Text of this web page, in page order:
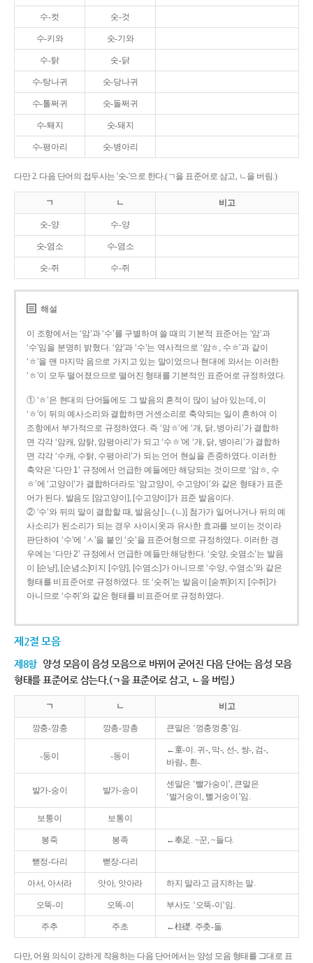
수-컷 숫-것
수-키와 숫-기와
수-탉 숫-닭
수-탕나귀 숫-당나귀
수-톨쩌귀 숫-돌쩌귀
수-퇘지 숫-돼지
수-평아리 숫-병아리
다만 2. 다음 단어의 접두사는 '숫-'으로 한다.(ㄱ을 표준어로 삼고, ㄴ을 버림.)
ㄱ ㄴ 비고
숫-양 수-양
숫-염소 수-염소
숫-쥐 수-쥐
해설
이 조항에서는 ‘암’과 ‘수’를 구별하여 쓸 때의 기본적 표준어는 ‘암’과
‘수’임을 분명히 밝혔다. ‘암’과 ‘수’는 역사적으로 ‘암ㅎ, 수ㅎ’과 같이
‘ㅎ’을 맨 마지막 음으로 가지고 있는 말이었으나 현대에 와서는 이러한
‘ㅎ’이 모두 떨어졌으므로 떨어진 형태를 기본적인 표준어로 규정하였다.
① ‘ㅎ’은 현대의 단어들에도 그 발음의 흔적이 많이 남아 있는데, 이
‘ㅎ’이 뒤의 예사소리와 결합하면 거센소리로 축약되는 일이 흔하여 이
조항에서 부가적으로 규정하였다. 즉 ‘암ㅎ’에 ‘개, 닭, 병아리’가 결합하
면 각각 ‘암캐, 암탉, 암평아리’가 되고 ‘수ㅎ’에 ‘개, 닭, 병아리’가 결합하
면 각각 ‘수캐, 수탉, 수평아리’가 되는 언어 현실을 존중하였다. 이러한
축약은 ‘다만 1’ 규정에서 언급한 예들에만 해당되는 것이므로 ‘암ㅎ, 수
ㅎ’에 ‘고양이’가 결합하더라도 ‘암고양이, 수고양이’와 같은 형태가 표준
어가 된다. 발음도 [암고양이], [수고양이]가 표준 발음이다.
② ‘수’와 뒤의 말이 결합할 때, 발음상 [ㄴ(ㄴ)] 첨가가 일어나거나 뒤의 예
사소리가 된소리가 되는 경우 사이시옷과 유사한 효과를 보이는 것이라
판단하여 ‘수’에 ‘ㅅ’을 붙인 ‘숫’을 표준어형으로 규정하였다. 이러한 경
우에는 ‘다만 2’ 규정에서 언급한 예들만 해당한다. ‘숫양, 숫염소’는 발음
이 [순냥], [순념소]이지 [수양], [수염소]가 아니므로 ‘수양, 수염소’와 같은
형태를 비표준어로 규정하였다. 또 ‘숫쥐’는 발음이 [숟쮜]이지 [수쥐]가
아니므로 ‘수쥐’와 같은 형태를 비표준어로 규정하였다.
제2절 모음
제8항 양성 모음이 음성 모음으로 바뀌어 굳어진 다음 단어는 음성 모음
형태를 표준어로 삼는다.(ㄱ을 표준어로 삼고, ㄴ을 버림.)
ㄱ ㄴ 비고
깡충-깡충 깡총-깡총 큰말은 ‘껑충껑충’임.
-둥이 -동이
←童-이. 귀-, 막-, 선-, 쌍-, 검-,
바람-, 흰-.
발가-숭이 발가-송이
센말은 ‘빨가숭이’, 큰말은
‘벌거숭이, 뻘거숭이’임.
보퉁이 보통이
봉죽 봉족 ←奉足. ~꾼, ~들다.
뻗정-다리 뻗장-다리
아서, 아서라 앗아, 앗아라 하지 말라고 금지하는 말.
오뚝-이 오똑-이 부사도 ‘오뚝-이’임.
주추 주초 ←柱礎. 주춧-돌.
다만, 어원 의식이 강하게 작용하는 다음 단어에서는 양성 모음 형태를 그대로 표